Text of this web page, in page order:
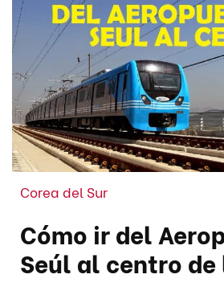
Corea del Sur
Cómo ir del
Seúl al centro